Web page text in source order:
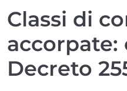
Classi di
accorpate:
Decreto